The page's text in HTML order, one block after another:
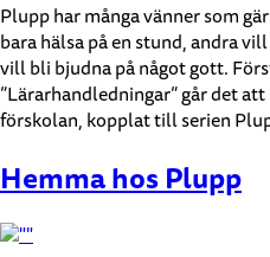
Plupp har många vänner som
bara hälsa på en stund, andra
vill bli bjudna på något gott.
”Lärarhandledningar” går det
förskolan, kopplat till serien
Hemma hos Plupp